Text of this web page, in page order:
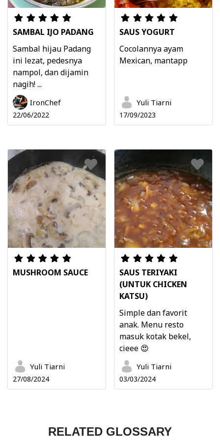
SAMBAL IJO PADANG
Sambal hijau Padang
ini lezat, pedesnya
nampol, dan dijamin
nagih! ...
IronChef
22/06/2022
SAUS YOGURT
Cocolannya ayam
Mexican, mantapp
Yuli Tiarni
17/09/2023
MUSHROOM SAUCE
Yuli Tiarni
27/08/2024
SAUS TERIYAKI
(UNTUK CHICKEN
KATSU)
Simple dan favorit
anak. Menu resto
masuk kotak bekel,
cieee 😍
Yuli Tiarni
03/03/2024
RELATED GLOSSARY